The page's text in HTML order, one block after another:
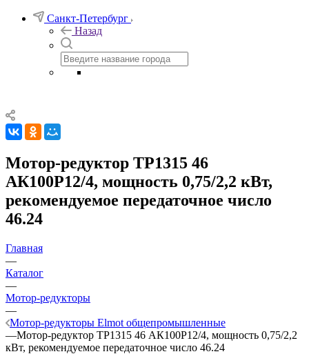
Санкт-Петербург
Назад
Мотор-редуктор ТР1315 46
АК100P12/4, мощность 0,75/2,2 кВт,
рекомендуемое передаточное число
46.24
Главная
—
Каталог
—
Мотор-редукторы
—
Мотор-редукторы Elmot общепромышленные
—Мотор-редуктор ТР1315 46 АК100P12/4, мощность 0,75/2,2
кВт, рекомендуемое передаточное число 46.24